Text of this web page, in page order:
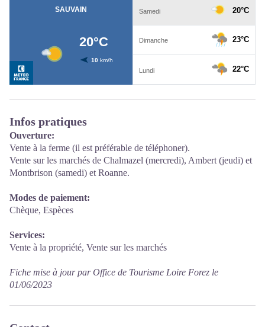
Infos pratiques
Ouverture:
Vente à la ferme (il est préférable de téléphoner).
Vente sur les marchés de Chalmazel (mercredi), Ambert (jeudi) et
Montbrison (samedi) et Roanne.
Modes de paiement:
Chèque, Espèces
Services:
Vente à la propriété, Vente sur les marchés
Fiche mise à jour par Office de Tourisme Loire Forez le
01/06/2023